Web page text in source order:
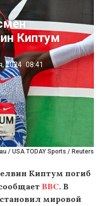
/ USA TODAY Sports / Reuters
Киптум
2024 08:41
Киптум погиб
BBC. В
мировой